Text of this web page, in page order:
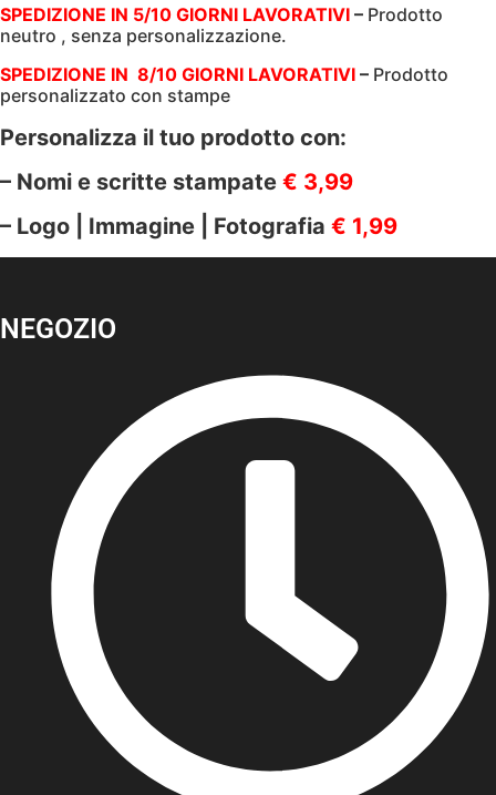
INOX
300
|
CON
MANICO
E
MOSCETTONE
SPEDIZIONE IN 5/10 GIORNI LAVORATIVI – Prodotto
neutro , senza personalizzazione.
SPEDIZIONE IN 8/10 GIORNI LAVORATIVI – Prodotto
personalizzato con stampe
Personalizza il tuo prodotto con:
– Nomi e scritte stampate € 3,99
– Logo | Immagine | Fotografia € 1,99
NEGOZIO